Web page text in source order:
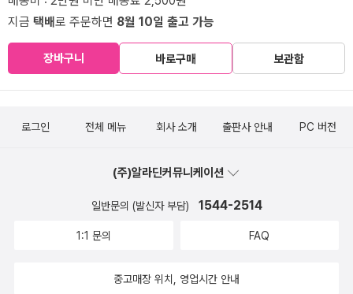
지금 택배로 주문하면 8월 10일 출고 가능
장바구니 바로구매 보관함
로그인 전체 메뉴 회사 소개 출판사 안내 PC 버전
(주)알라딘커뮤니케이션
일반문의 (발신자 부담) 1544-2514
1:1 문의 FAQ
중고매장 위치, 영업시간 안내